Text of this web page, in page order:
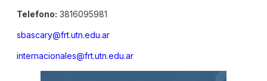
Telefono: 3816095981
sbascary@frt.utn.edu.ar
internacionales@frt.utn.edu.ar